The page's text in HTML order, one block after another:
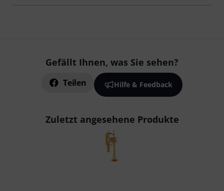
Gefällt Ihnen, was Sie sehen?
Teilen Hilfe & Feedback
Zuletzt angesehene Produkte